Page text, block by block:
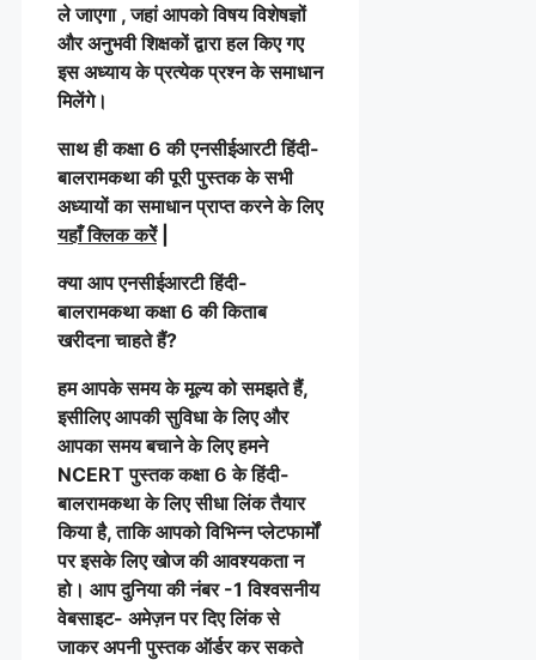
ले जाएगा , जहां आपको विषय विशेषज्ञों
और अनुभवी शिक्षकों द्वारा हल किए गए
इस अध्याय के प्रत्येक प्रश्न के समाधान
मिलेंगे।
साथ ही कक्षा 6 की एनसीईआरटी हिंदी-
बालरामकथा की पूरी पुस्तक के सभी
अध्यायों का समाधान प्राप्त करने के लिए
यहाँ क्लिक करेें|
क्या आप एनसीईआरटी हिंदी-
बालरामकथा कक्षा 6 की किताब
खरीदना चाहते हैं?
हम आपके समय के मूल्य को समझते हैं,
इसीलिए आपकी सुविधा के लिए और
आपका समय बचाने के लिए हमने
NCERT पुस्तक कक्षा 6 के हिंदी-
बालरामकथा के लिए सीधा लिंक तैयार
किया है, ताकि आपको विभिन्न प्लेटफार्मों
पर इसके लिए खोज की आवश्यकता न
हो। आप दुनिया की नंबर -1 विश्वसनीय
वेबसाइट- अमेज़न पर दिए लिंक से
जाकर अपनी पुस्तक ऑर्डर कर सकते